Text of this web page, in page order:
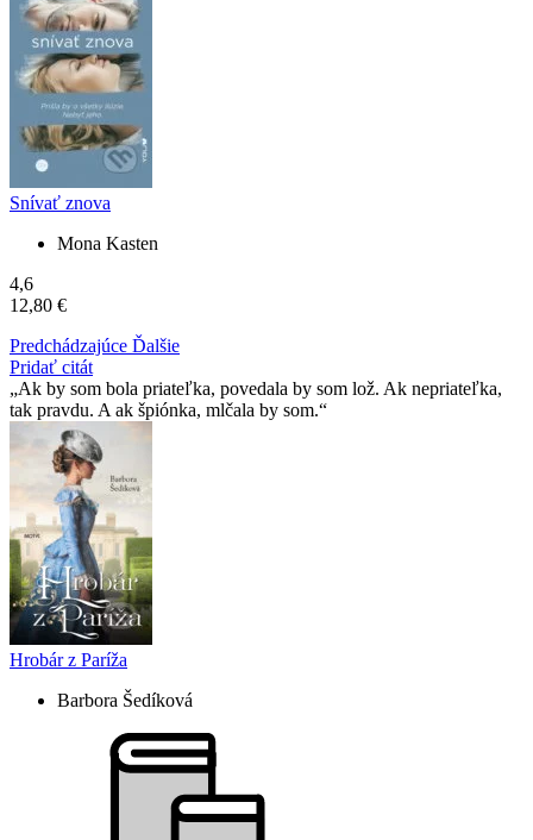
Snívať znova
Mona Kasten
4,6
12,80 €
Predchádzajúce Ďalšie
Pridať citát
Ak by som bola priateľka, povedala by som lož. Ak nepriateľka,
tak pravdu. A ak špiónka, mlčala by som.
Hrobár z Paríža
Barbora Šedíková